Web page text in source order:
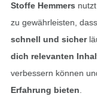
Stoffe Hemmers
zu gewährleisten,
schnell und sicher
dich relevanten
verbessern können
Erfahrung bieten